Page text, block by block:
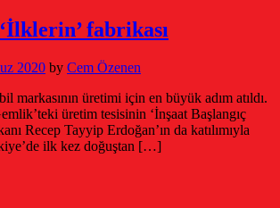
fabrikası
2020 by Cem Özenen
markasının üretimi için en büyük adım atıldı.
üretim tesisinin ‘İnşaat Başlangıç
Recep Tayyip Erdoğan’ın da katılımıyla
ilk kez doğuştan […]